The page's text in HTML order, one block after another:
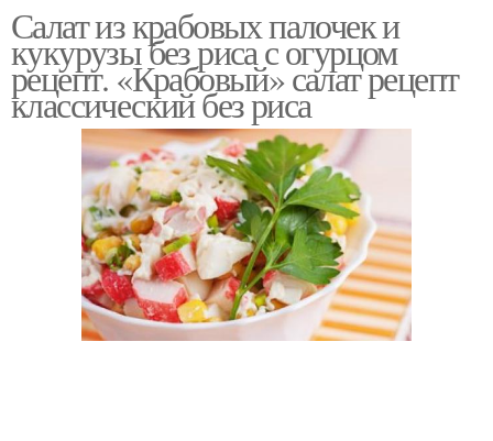
Классические рецепты Кукуруза без риса
Классический рецепт Рецепт с фото
Вкусный рецепт
Рецепт на праздничный
стол
Салат из крабовых палочек и
кукурузы без риса с огурцом
рецепт. «Крабовый» салат рецепт
классический без риса